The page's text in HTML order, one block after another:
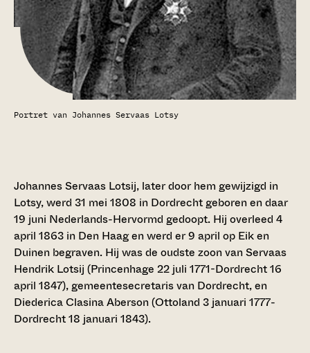
Portret van Johannes Servaas Lotsy
Johannes Servaas Lotsij, later door hem gewijzigd in
Lotsy, werd 31 mei 1808 in Dordrecht geboren en daar
19 juni Nederlands-Hervormd gedoopt. Hij overleed 4
april 1863 in Den Haag en werd er 9 april op Eik en
Duinen begraven. Hij was de oudste zoon van Servaas
Hendrik Lotsij (Princenhage 22 juli 1771-Dordrecht 16
april 1847), gemeentesecretaris van Dordrecht, en
Diederica Clasina Aberson (Ottoland 3 januari 1777-
Dordrecht 18 januari 1843).